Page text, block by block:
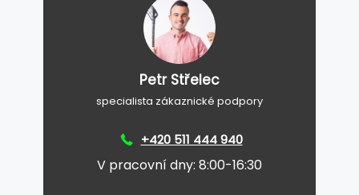
Petr Střelec
specialista zákaznické podpory
+420 511 444 940
V pracovní dny: 8:00-16:30